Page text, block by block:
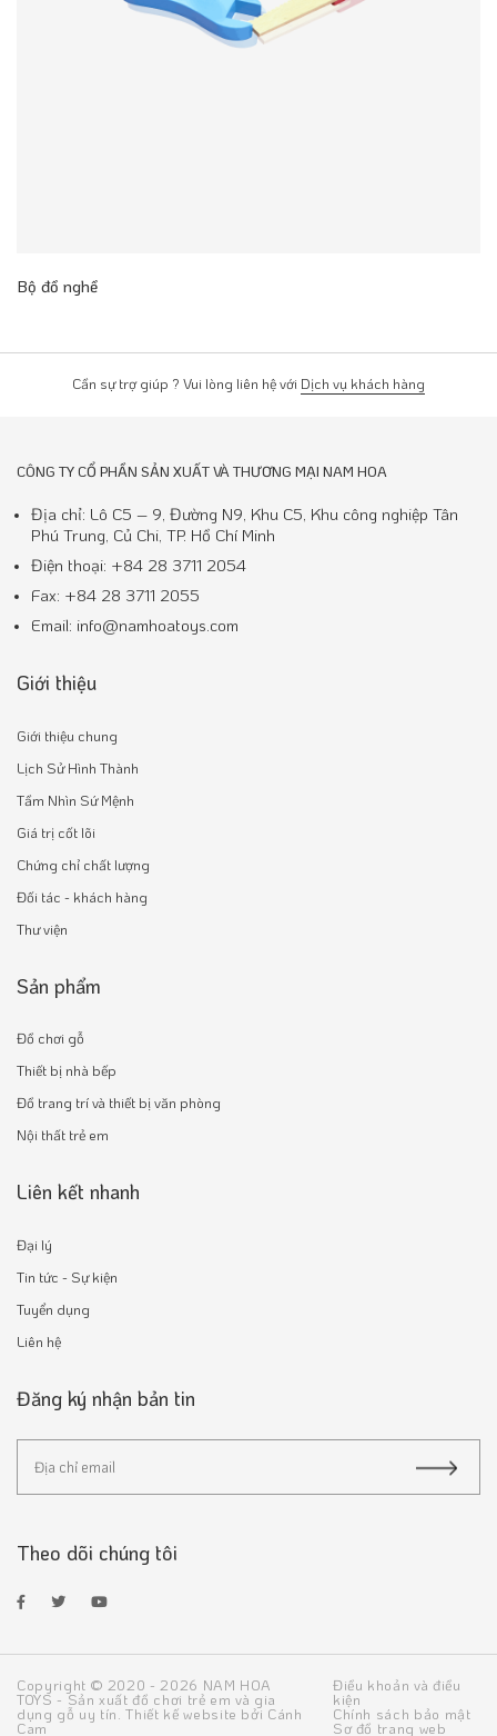
Bộ đồ nghề
Cần sự trợ giúp ? Vui lòng liên hệ với Dịch vụ khách hàng
CÔNG TY CỔ PHẦN SẢN XUẤT VÀ THƯƠNG MẠI NAM HOA
Địa chỉ: Lô C5 – 9, Đường N9, Khu C5, Khu công nghiệp Tân
Phú Trung, Củ Chi, TP. Hồ Chí Minh
Điện thoại: +84 28 3711 2054
Fax: +84 28 3711 2055
Email: info@namhoatoys.com
Giới thiệu
Giới thiệu chung
Lịch Sử Hình Thành
Tầm Nhìn Sứ Mệnh
Giá trị cốt lõi
Chứng chỉ chất lượng
Đối tác - khách hàng
Thư viện
Sản phẩm
Đồ chơi gỗ
Thiết bị nhà bếp
Đồ trang trí và thiết bị văn phòng
Nội thất trẻ em
Liên kết nhanh
Đại lý
Tin tức - Sự kiện
Tuyển dụng
Liên hệ
Đăng ký nhận bản tin
Theo dõi chúng tôi
Copyright © 2020 - 2026 NAM HOA
TOYS - Sản xuất đồ chơi trẻ em và gia
dụng gỗ uy tín.Thiết kế website bởi Cánh
Cam
Điều khoản và điều
kiện
Chính sách bảo mật
Sơ đồ trang web